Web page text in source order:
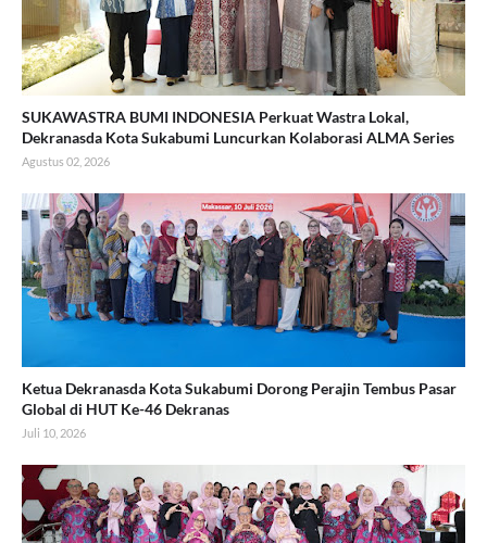
SUKAWASTRA BUMI INDONESIA Perkuat Wastra Lokal,
Dekranasda Kota Sukabumi Luncurkan Kolaborasi ALMA Series
Agustus 02, 2026
Ketua Dekranasda Kota Sukabumi Dorong Perajin Tembus Pasar
Global di HUT Ke-46 Dekranas
Juli 10, 2026